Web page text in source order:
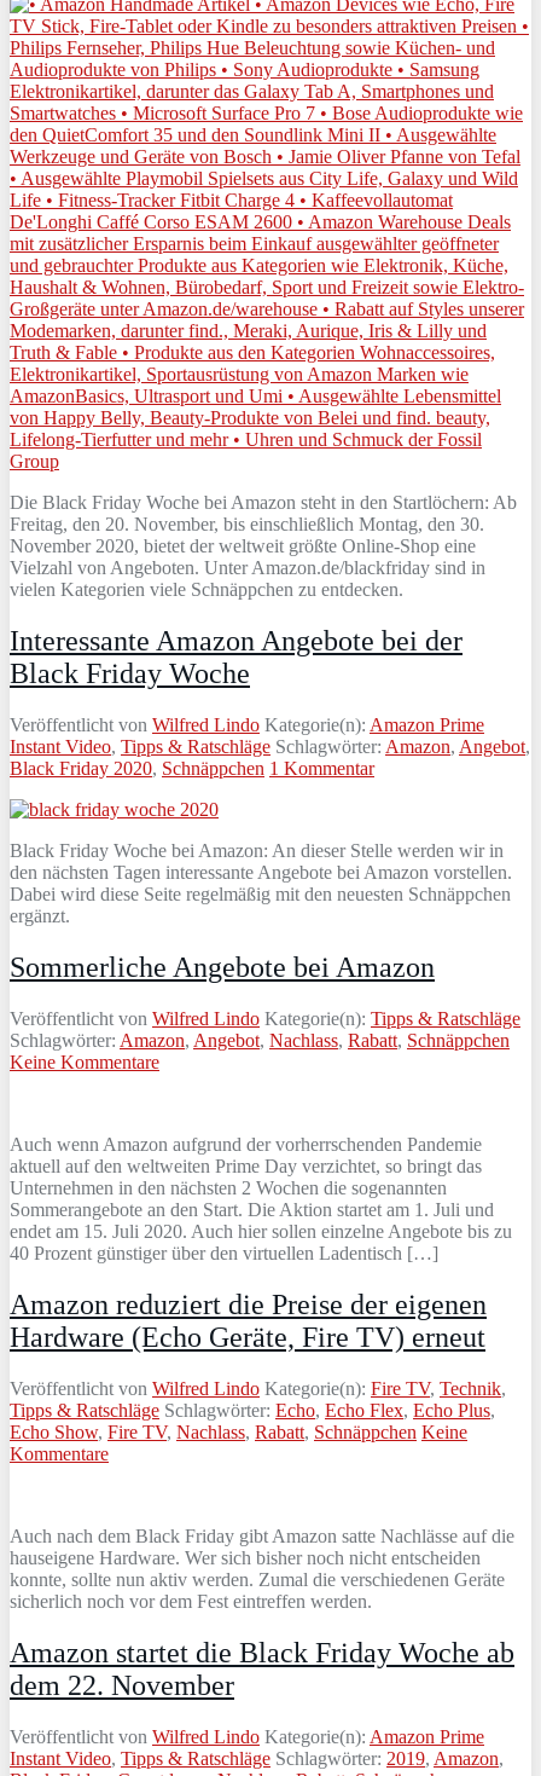
Die Black Friday Woche bei Amazon steht in den Startlöchern: Ab
Freitag, den 20. November, bis einschließlich Montag, den 30.
November 2020, bietet der weltweit größte Online-Shop eine
Vielzahl von Angeboten. Unter Amazon.de/blackfriday sind in
vielen Kategorien viele Schnäppchen zu entdecken.
Interessante Amazon Angebote bei der
Black Friday Woche
Veröffentlicht von Wilfred Lindo Kategorie(n): Amazon Prime
Instant Video, Tipps & Ratschläge Schlagwörter: Amazon, Angebot,
Black Friday 2020, Schnäppchen 1 Kommentar
Black Friday Woche bei Amazon: An dieser Stelle werden wir in
den nächsten Tagen interessante Angebote bei Amazon vorstellen.
Dabei wird diese Seite regelmäßig mit den neuesten Schnäppchen
ergänzt.
Sommerliche Angebote bei Amazon
Veröffentlicht von Wilfred Lindo Kategorie(n): Tipps & Ratschläge
Schlagwörter: Amazon, Angebot, Nachlass, Rabatt, Schnäppchen
Keine Kommentare
Auch wenn Amazon aufgrund der vorherrschenden Pandemie
aktuell auf den weltweiten Prime Day verzichtet, so bringt das
Unternehmen in den nächsten 2 Wochen die sogenannten
Sommerangebote an den Start. Die Aktion startet am 1. Juli und
endet am 15. Juli 2020. Auch hier sollen einzelne Angebote bis zu
40 Prozent günstiger über den virtuellen Ladentisch […]
Amazon reduziert die Preise der eigenen
Hardware (Echo Geräte, Fire TV) erneut
Veröffentlicht von Wilfred Lindo Kategorie(n): Fire TV, Technik,
Tipps & Ratschläge Schlagwörter: Echo, Echo Flex, Echo Plus,
Echo Show, Fire TV, Nachlass, Rabatt, Schnäppchen Keine
Kommentare
Auch nach dem Black Friday gibt Amazon satte Nachlässe auf die
hauseigene Hardware. Wer sich bisher noch nicht entscheiden
konnte, sollte nun aktiv werden. Zumal die verschiedenen Geräte
sicherlich noch vor dem Fest eintreffen werden.
Amazon startet die Black Friday Woche ab
dem 22. November
Veröffentlicht von Wilfred Lindo Kategorie(n): Amazon Prime
Instant Video, Tipps & Ratschläge Schlagwörter: 2019, Amazon,